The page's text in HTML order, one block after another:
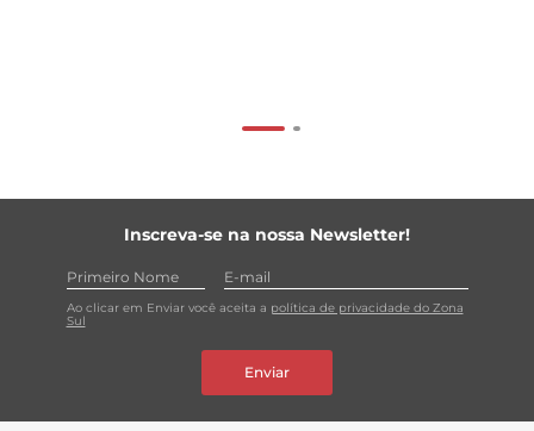
Inscreva-se na nossa Newsletter!
Ao clicar em Enviar você aceita a política de privacidade do Zona
Sul
Enviar